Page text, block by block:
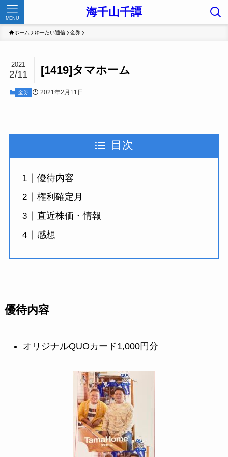
海千山千譚
MENU
ホーム ゆーたい通信 金券
[1419]タマホーム
2021
2/11
金券 2021年2月11日
目次
優待内容
権利確定月
直近株価・情報
感想
優待内容
オリジナルQUOカード1,000円分